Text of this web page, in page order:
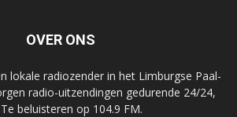
OVER ONS
lokale radiozender in het Limburgse Paal-
radio-uitzendingen gedurende 24/24,
beluisteren op 104.9 FM.